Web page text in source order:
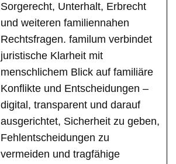
Sorgerecht, Unterhalt, Erbrecht
und weiteren familiennahen
Rechtsfragen. familum verbindet
juristische Klarheit mit
menschlichem Blick auf familiäre
Konflikte und Entscheidungen –
digital, transparent und darauf
ausgerichtet, Sicherheit zu geben,
Fehlentscheidungen zu
vermeiden und tragfähige